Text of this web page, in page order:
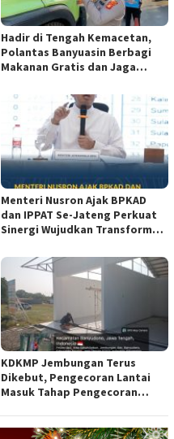
Hadir di Tengah Kemacetan,
Polantas Banyuasin Berbagi
Makanan Gratis dan Jaga
Menteri Nusron Ajak BPKAD
dan IPPAT Se-Jateng Perkuat
Sinergi Wujudkan Transformasi
KDKMP Jembungan Terus
Dikebut, Pengecoran Lantai
Masuk Tahap Pengecoran